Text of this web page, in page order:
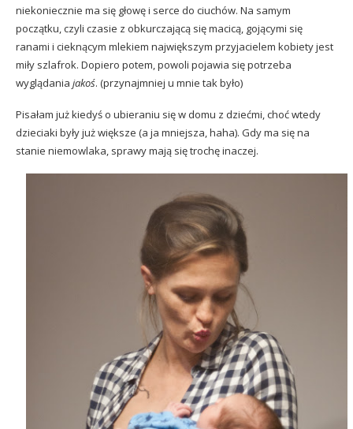
niekoniecznie ma się głowę i serce do ciuchów. Na samym
początku, czyli czasie z obkurczającą się macicą, gojącymi się
ranami i cieknącym mlekiem największym przyjacielem kobiety jest
miły szlafrok. Dopiero potem, powoli pojawia się potrzeba
wyglądania jakoś. (przynajmniej u mnie tak było)
Pisałam już kiedyś o ubieraniu się w domu z dziećmi, choć wtedy
dzieciaki były już większe (a ja mniejsza, haha). Gdy ma się na
stanie niemowlaka, sprawy mają się trochę inaczej.